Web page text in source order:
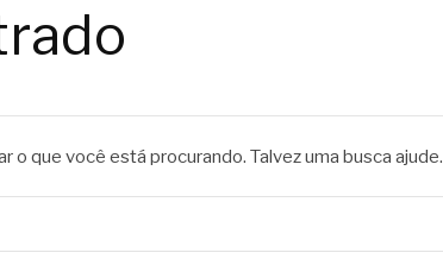
que você está procurando. Talvez uma busca ajude.